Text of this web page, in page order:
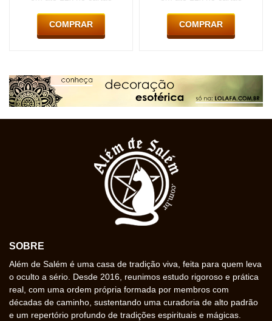
COMPRAR COMPRAR
SOBRE
Além de Salém é uma casa de tradição viva, feita para quem leva
o oculto a sério. Desde 2016, reunimos estudo rigoroso e prática
real, com uma ordem própria formada por membros com
décadas de caminho, sustentando uma curadoria de alto padrão
e um repertório profundo de tradições espirituais e mágicas.